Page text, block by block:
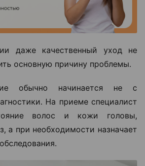
даже качественный уход не
основную причину проблемы.
обычно начинается не с
На приеме специалист
волос и кожи головы,
а при необходимости назначает